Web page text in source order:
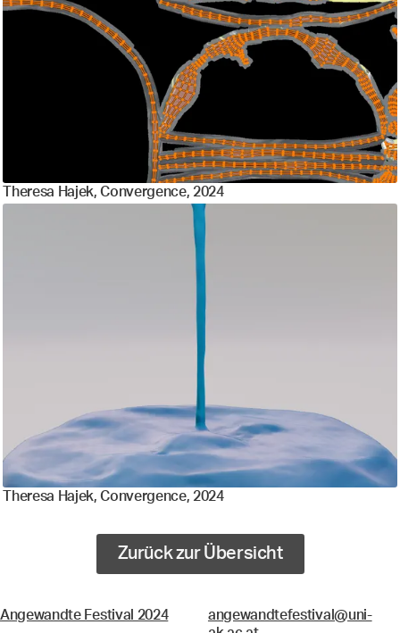
Theresa Hajek, Convergence, 2024
Theresa Hajek, Convergence, 2024
Zurück zur Übersicht
Angewandte Festival 2024
angewandtefestival@uni-